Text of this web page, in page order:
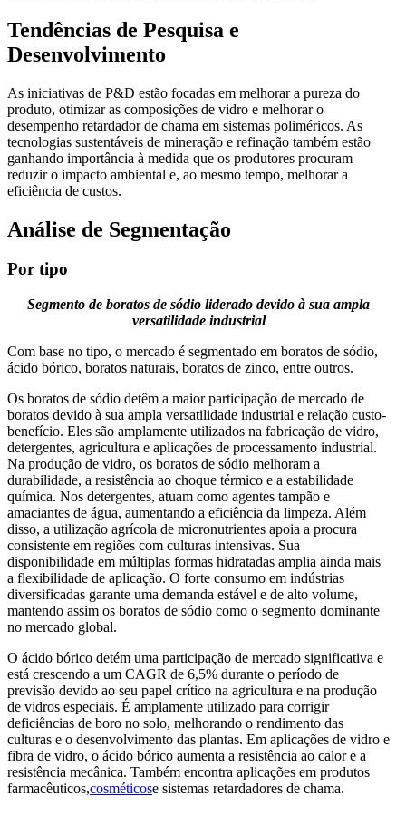
Tendências de Pesquisa e
Desenvolvimento
As iniciativas de P&D estão focadas em melhorar a pureza do
produto, otimizar as composições de vidro e melhorar o
desempenho retardador de chama em sistemas poliméricos. As
tecnologias sustentáveis ​​de mineração e refinação também estão
ganhando importância à medida que os produtores procuram
reduzir o impacto ambiental e, ao mesmo tempo, melhorar a
eficiência de custos.
Análise de Segmentação
Por tipo
Segmento de boratos de sódio liderado devido à sua ampla
versatilidade industrial
Com base no tipo, o mercado é segmentado em boratos de sódio,
ácido bórico, boratos naturais, boratos de zinco, entre outros.
Os boratos de sódio detêm a maior participação de mercado de
boratos devido à sua ampla versatilidade industrial e relação custo-
benefício. Eles são amplamente utilizados na fabricação de vidro,
detergentes, agricultura e aplicações de processamento industrial.
Na produção de vidro, os boratos de sódio melhoram a
durabilidade, a resistência ao choque térmico e a estabilidade
química. Nos detergentes, atuam como agentes tampão e
amaciantes de água, aumentando a eficiência da limpeza. Além
disso, a utilização agrícola de micronutrientes apoia a procura
consistente em regiões com culturas intensivas. Sua
disponibilidade em múltiplas formas hidratadas amplia ainda mais
a flexibilidade de aplicação. O forte consumo em indústrias
diversificadas garante uma demanda estável e de alto volume,
mantendo assim os boratos de sódio como o segmento dominante
no mercado global.
O ácido bórico detém uma participação de mercado significativa e
está crescendo a um CAGR de 6,5% durante o período de
previsão devido ao seu papel crítico na agricultura e na produção
de vidros especiais. É amplamente utilizado para corrigir
deficiências de boro no solo, melhorando o rendimento das
culturas e o desenvolvimento das plantas. Em aplicações de vidro e
fibra de vidro, o ácido bórico aumenta a resistência ao calor e a
resistência mecânica. Também encontra aplicações em produtos
farmacêuticos,cosméticose sistemas retardadores de chama.